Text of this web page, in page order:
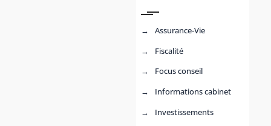
Assurance-Vie
Fiscalité
Focus conseil
Informations cabinet
Investissements